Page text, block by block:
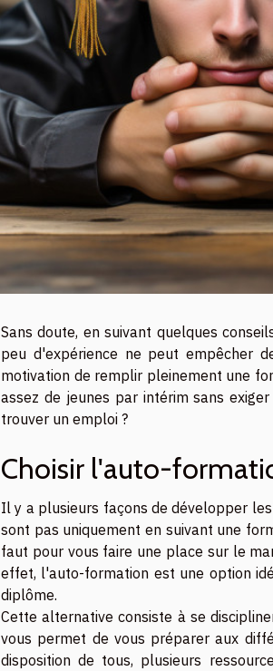
Sans doute, en suivant quelques
peu d'expérience ne peut empêcher
motivation de remplir pleinement une
assez de jeunes par intérim sans
trouver un emploi ?
Choisir l'auto-
Il y a plusieurs façons de développer
sont pas uniquement en suivant une
faut pour vous faire une place sur le
effet, l'auto-formation est une option
diplôme.
Cette alternative consiste à se
vous permet de vous préparer aux
disposition de tous, plusieurs